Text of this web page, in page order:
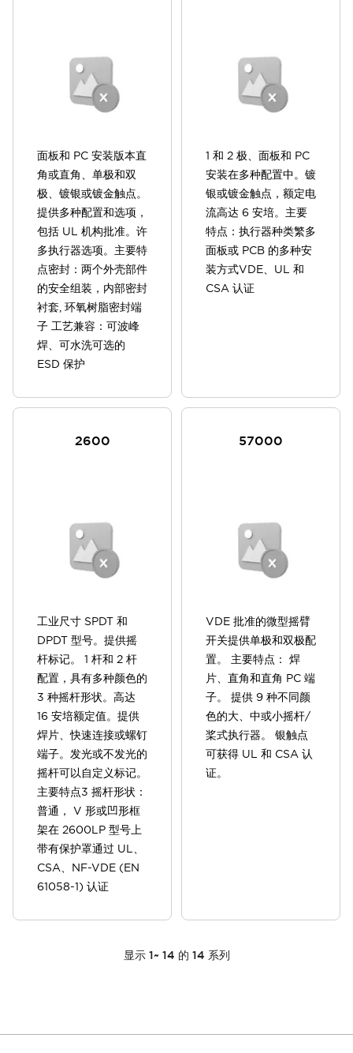
面板和 PC 安装版本直
角或直角、单极和双
极、镀银或镀金触点。
提供多种配置和选项，
包括 UL 机构批准。许
多执行器选项。主要特
点密封：两个外壳部件
的安全组装，内部密封
衬套, 环氧树脂密封端
子 工艺兼容：可波峰
焊、可水洗可选的
ESD 保护
1 和 2 极、面板和 PC
安装在多种配置中。镀
银或镀金触点，额定电
流高达 6 安培。主要
特点：执行器种类繁多
面板或 PCB 的多种安
装方式VDE、UL 和
CSA 认证
2600
工业尺寸 SPDT 和
DPDT 型号。提供摇
杆标记。 1 杆和 2 杆
配置，具有多种颜色的
3 种摇杆形状。高达
16 安培额定值。提供
焊片、快速连接或螺钉
端子。发光或不发光的
摇杆可以自定义标记。
主要特点3 摇杆形状：
普通， V 形或凹形框
架在 2600LP 型号上
带有保护罩通过 UL、
CSA、NF-VDE (EN
61058-1) 认证
57000
VDE 批准的微型摇臂
开关提供单极和双极配
置。 主要特点： 焊
片、直角和直角 PC 端
子。 提供 9 种不同颜
色的大、中或小摇杆/
桨式执行器。 银触点
可获得 UL 和 CSA 认
证。
显示 1~ 14 的 14 系列